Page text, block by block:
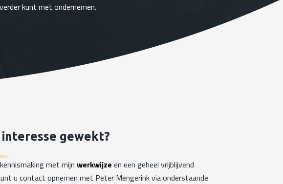
kunt met ondernemen.
interesse gewekt?
met mijn werkwijze en een geheel vrijblijvend
u contact opnemen met Peter Mengerink via onderstaande